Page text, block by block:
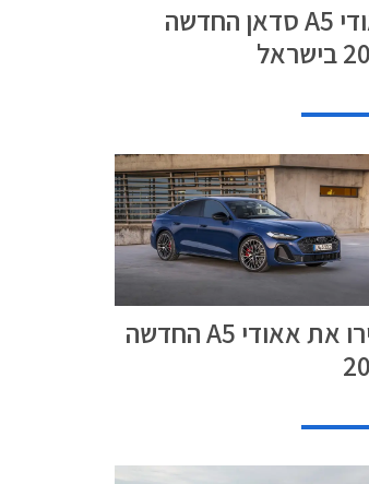
אאודי A5 סדאן החדשה
הכירו את אאודי A5 החדשה